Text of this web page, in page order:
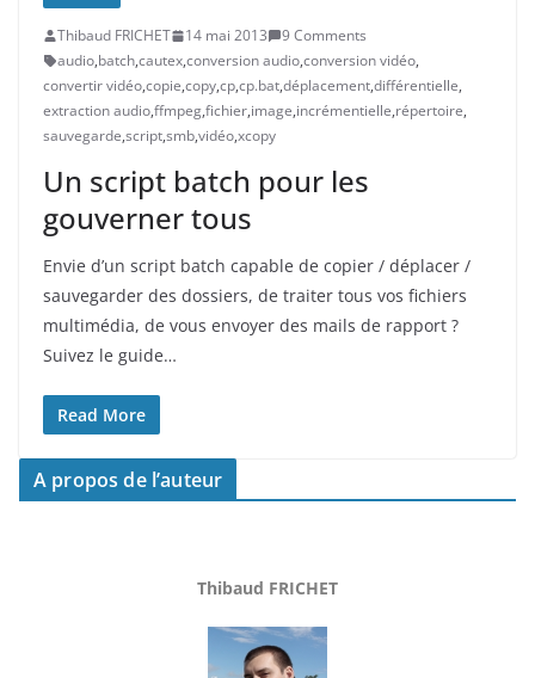
Thibaud FRICHET 14 mai 2013
9 Comments
audio,batch,cautex,conversion audio,conversion vidéo,
convertir vidéo,copie,copy,cp,cp.bat,déplacement,différentielle,
extraction audio,ffmpeg,fichier,image,incrémentielle,répertoire,
sauvegarde,script,smb,vidéo,xcopy
Un script batch pour les
gouverner tous
Envie d’un script batch capable de copier / déplacer /
sauvegarder des dossiers, de traiter tous vos fichiers
multimédia, de vous envoyer des mails de rapport ?
Suivez le guide…
Read More
A propos de l’auteur
Thibaud FRICHET